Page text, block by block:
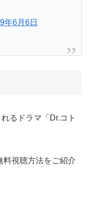
年6月6日
るドラマ「Dr.コト
料視聴方法をご紹介